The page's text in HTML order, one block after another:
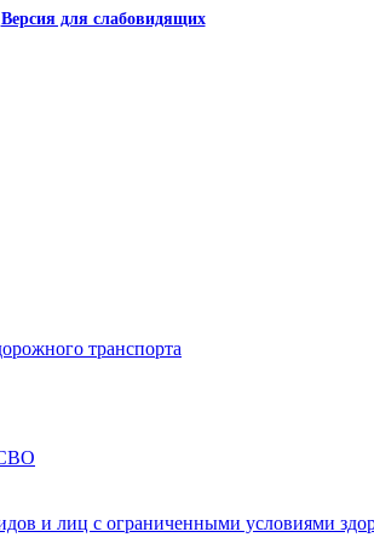
Версия для слабовидящих
транспорта
СВО
и лиц с ограниченными условиями